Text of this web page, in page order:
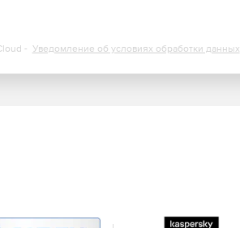
- Уведомление об условиях обработки данных